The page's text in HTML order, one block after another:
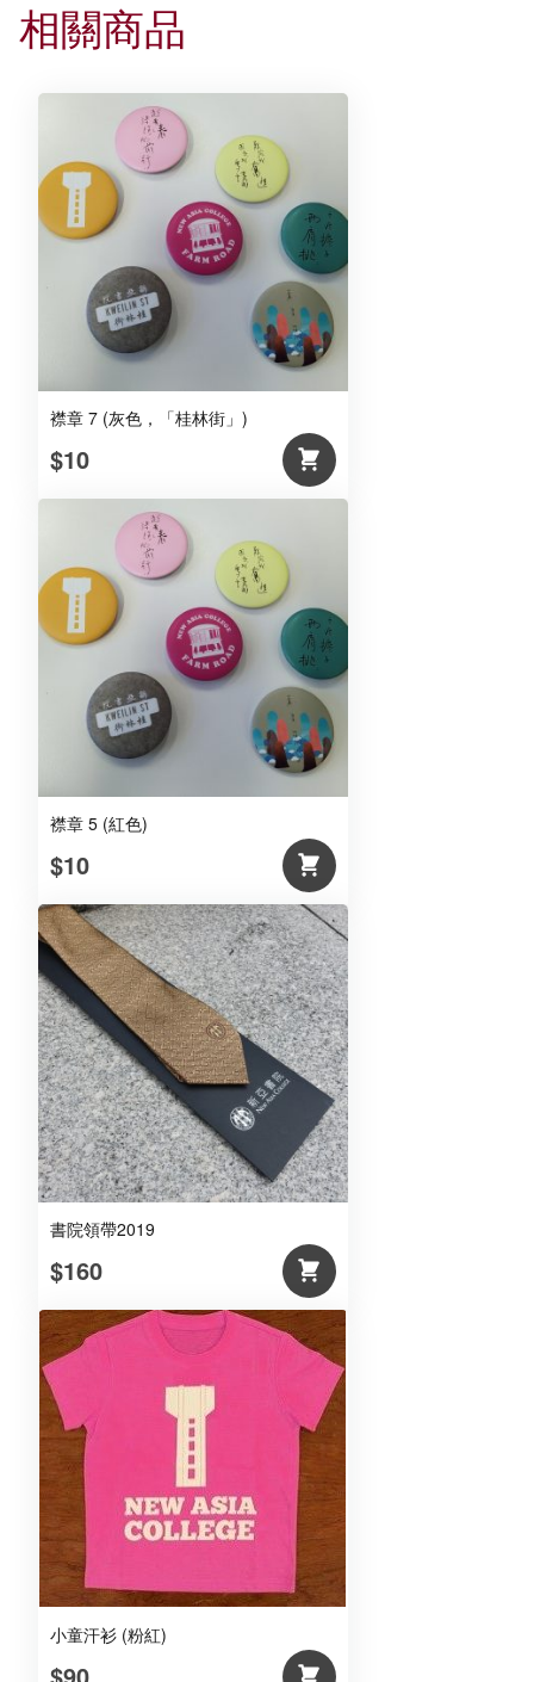
相關商品
襟章 7 (灰色，「桂林街」)
$10
襟章 5 (紅色)
$10
書院領帶2019
$160
小童汗衫 (粉紅)